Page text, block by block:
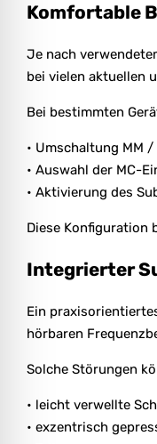
Komfortable
Je nach
bei vielen aktuellen
Bei bestimmten
• Umschaltung MM /
• Auswahl der MC-
• Aktivierung des
Diese Konfiguration
Integrierter
Ein
hörbaren
Solche Störungen
• leicht verwellte
• exzentrisch